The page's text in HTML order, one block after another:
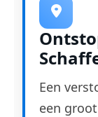
Een
een